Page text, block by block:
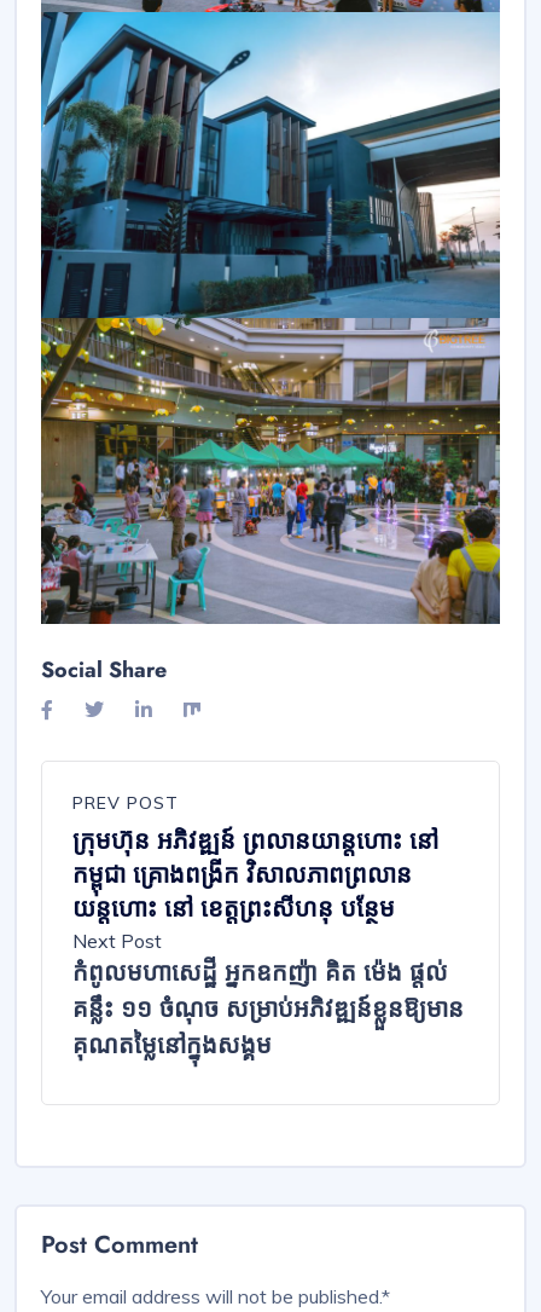
Social Share
PREV POST
ក្រុមហ៊ុន អភិវឌ្ឍន៍ ព្រលានយាន្តហោះ នៅ
កម្ពុជា គ្រោងពង្រីក វិសាលភាពព្រលាន
យន្តហោះ នៅ ខេត្តព្រះសីហនុ បន្ថែម
Next Post
កំពូលមហាសេដ្ឋី អ្នកឧកញ៉ា គិត ម៉េង ផ្តល់
គន្លឹះ ១១ ចំណុច សម្រាប់អភិវឌ្ឍន៍ខ្លួនឱ្យមាន
គុណតម្លៃនៅក្នុងសង្គម
Post Comment
Your email address will not be published.*